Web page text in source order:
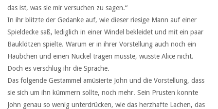
das ist, was sie mir versuchen zu sagen.“
In ihr blitzte der Gedanke auf, wie dieser riesige Mann auf einer
Spieldecke saß, lediglich in einer Windel bekleidet und mit ein paar
Bauklötzen spielte. Warum er in ihrer Vorstellung auch noch ein
Häubchen und einen Nuckel tragen musste, wusste Alice nicht.
Doch es verschlug ihr die Sprache.
Das folgende Gestammel amüsierte John und die Vorstellung, dass
sie sich um ihn kümmern sollte, noch mehr. Sein Prusten konnte
John genau so wenig unterdrücken, wie das herzhafte Lachen, das